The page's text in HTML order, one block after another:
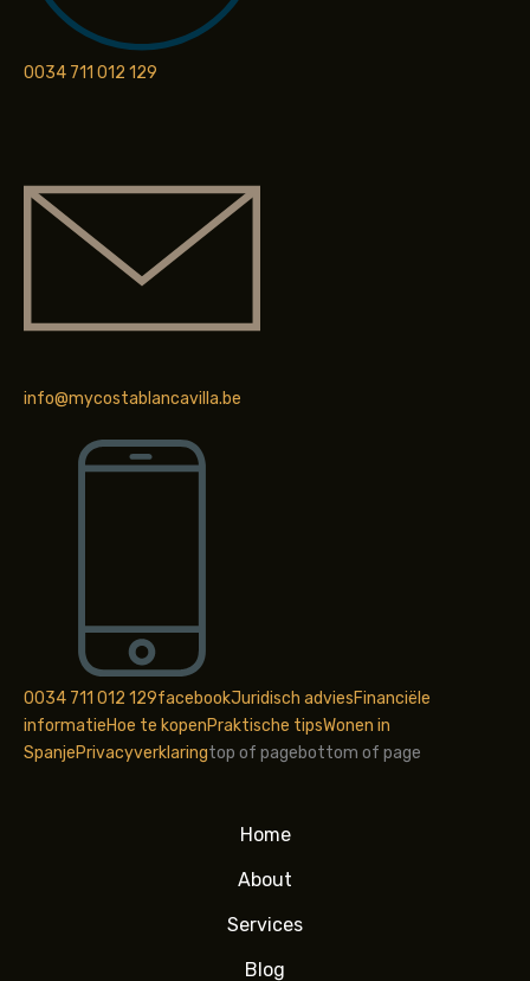
0034 711 012 129
info@mycostablancavilla.be
0034 711 012 129facebookJuridisch adviesFinanciële
informatieHoe te kopenPraktische tipsWonen in
SpanjePrivacyverklaringtop of pagebottom of page
Home
About
Services
Blog